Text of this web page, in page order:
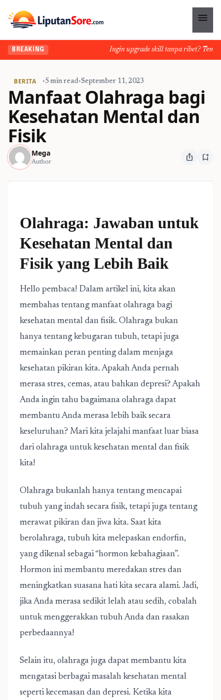
menu
BREAKING Ingin upgrade skill tanpa ribet?
BERITA •5 min read•September 11, 2023
Manfaat Olahraga bagi
Kesehatan Mental dan
Fisik
Mega
Author ios_share bookmark_add
Olahraga: Jawaban untuk
Kesehatan Mental dan
Fisik yang Lebih Baik
Hello pembaca! Dalam artikel ini, kita akan
membahas tentang manfaat olahraga bagi
kesehatan mental dan fisik. Olahraga bukan
hanya tentang kebugaran tubuh, tetapi juga
memainkan peran penting dalam menjaga
kesehatan pikiran kita. Apakah Anda pernah
merasa stres, cemas, atau bahkan depresi? Apakah
Anda ingin tahu bagaimana olahraga dapat
membantu Anda merasa lebih baik secara
keseluruhan? Mari kita jelajahi manfaat luar biasa
dari olahraga untuk kesehatan mental dan fisik
kita!
Olahraga bukanlah hanya tentang mencapai
tubuh yang indah secara fisik, tetapi juga tentang
merawat pikiran dan jiwa kita. Saat kita
berolahraga, tubuh kita melepaskan endorfin,
yang dikenal sebagai “hormon kebahagiaan”.
Hormon ini membantu meredakan stres dan
meningkatkan suasana hati kita secara alami. Jadi,
jika Anda merasa sedikit lelah atau sedih, cobalah
untuk menggerakkan tubuh Anda dan rasakan
perbedaannya!
Selain itu, olahraga juga dapat membantu kita
mengatasi berbagai masalah kesehatan mental
seperti kecemasan dan depresi. Ketika kita